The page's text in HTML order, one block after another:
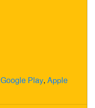
Google Play, Apple